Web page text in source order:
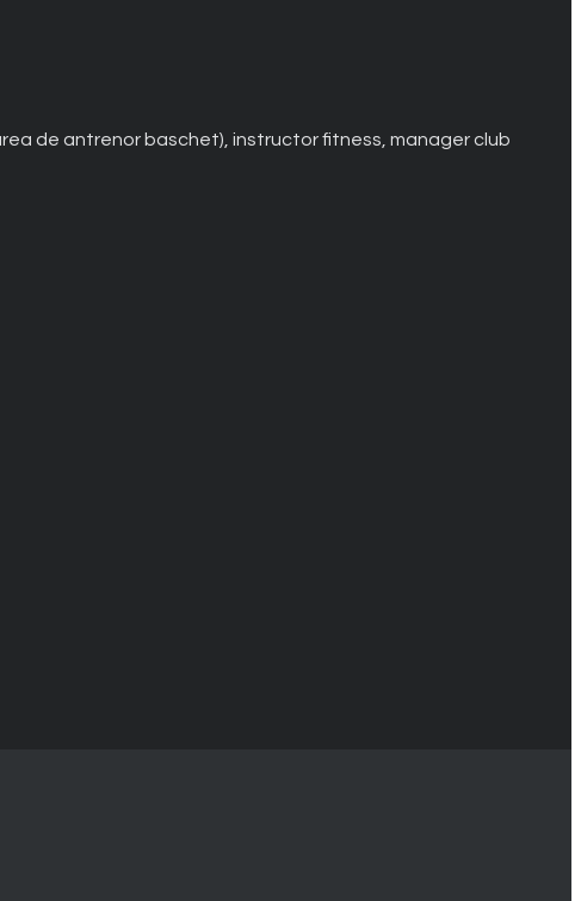
de antrenor baschet), instructor fitness, manager club